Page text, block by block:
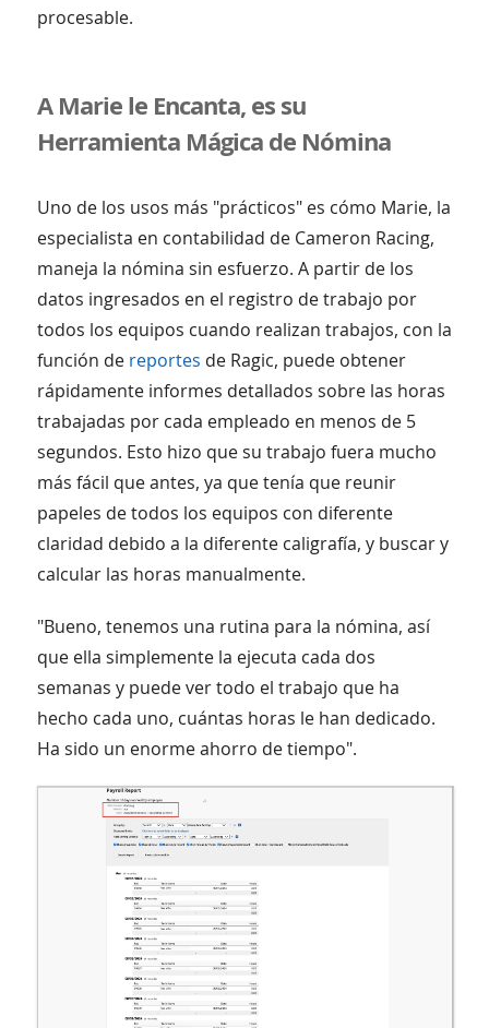
procesable.
A Marie le Encanta, es su
Herramienta Mágica de Nómina
Uno de los usos más "prácticos" es cómo Marie, la
especialista en contabilidad de Cameron Racing,
maneja la nómina sin esfuerzo. A partir de los
datos ingresados ​​en el registro de trabajo por
todos los equipos cuando realizan trabajos, con la
función de reportes de Ragic, puede obtener
rápidamente informes detallados sobre las horas
trabajadas por cada empleado en menos de 5
segundos. Esto hizo que su trabajo fuera mucho
más fácil que antes, ya que tenía que reunir
papeles de todos los equipos con diferente
claridad debido a la diferente caligrafía, y buscar y
calcular las horas manualmente.
"Bueno, tenemos una rutina para la nómina, así
que ella simplemente la ejecuta cada dos
semanas y puede ver todo el trabajo que ha
hecho cada uno, cuántas horas le han dedicado.
Ha sido un enorme ahorro de tiempo".